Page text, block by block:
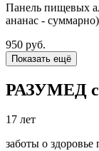
Панель пищевых
ананас - суммарно)
950 руб.
Показать ещё
РАЗУМЕД
17 лет
заботы о здоровье